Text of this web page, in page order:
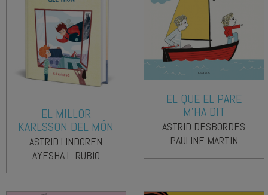
EL MILLOR
KARLSSON DEL MÓN
ASTRID LINDGREN
AYESHA L. RUBIO
EL QUE EL PARE
M'HA DIT
ASTRID DESBORDES
PAULINE MARTIN